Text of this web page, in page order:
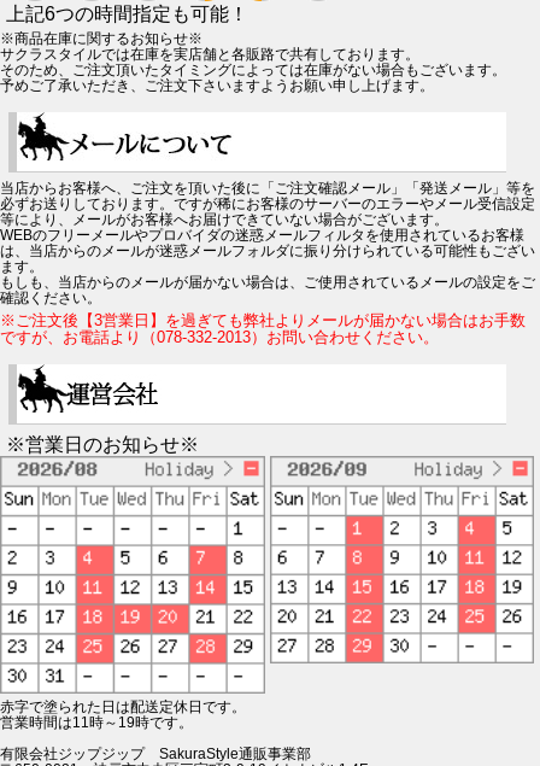
上記6つの時間指定も可能！
※商品在庫に関するお知らせ※
サクラスタイルでは在庫を実店舗と各販路で共有しております。
そのため、ご注文頂いたタイミングによっては在庫がない場合もございます。
予めご了承いただき、ご注文下さいますようお願い申し上げます。
当店からお客様へ、ご注文を頂いた後に「ご注文確認メール」「発送メール」等を
必ずお送りしております。ですが稀にお客様のサーバーのエラーやメール受信設定
等により、メールがお客様へお届けできていない場合がございます。
WEBのフリーメールやプロバイダの迷惑メールフィルタを使用されているお客様
は、当店からのメールが迷惑メールフォルダに振り分けられている可能性もござい
ます。
もしも、当店からのメールが届かない場合は、ご使用されているメールの設定をご
確認ください。
※ご注文後【3営業日】を過ぎても弊社よりメールが届かない場合はお手数
ですが、お電話より（078-332-2013）お問い合わせください。
※営業日のお知らせ※
赤字で塗られた日は配送定休日です。
営業時間は11時～19時です。
有限会社ジップジップ SakuraStyle通販事業部